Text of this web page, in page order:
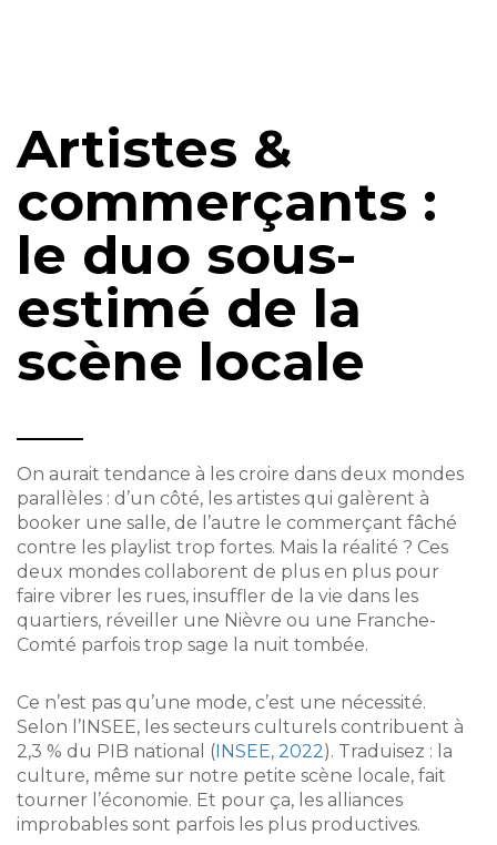
Artistes &
commerçants :
le duo sous-
estimé de la
scène locale
On aurait tendance à les croire dans deux mondes
parallèles : d’un côté, les artistes qui galèrent à
booker une salle, de l’autre le commerçant fâché
contre les playlist trop fortes. Mais la réalité ? Ces
deux mondes collaborent de plus en plus pour
faire vibrer les rues, insuffler de la vie dans les
quartiers, réveiller une Nièvre ou une Franche-
Comté parfois trop sage la nuit tombée.
Ce n’est pas qu’une mode, c’est une nécessité.
Selon l’INSEE, les secteurs culturels contribuent à
2,3 % du PIB national (INSEE, 2022). Traduisez : la
culture, même sur notre petite scène locale, fait
tourner l’économie. Et pour ça, les alliances
improbables sont parfois les plus productives.